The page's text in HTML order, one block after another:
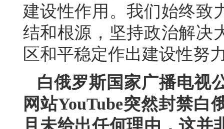
建设性作用。我们始终致
结和根源，坚持政治解决
区和平稳定作出建设性努
白俄罗斯国家广播电视
网站YouTube突然封禁白